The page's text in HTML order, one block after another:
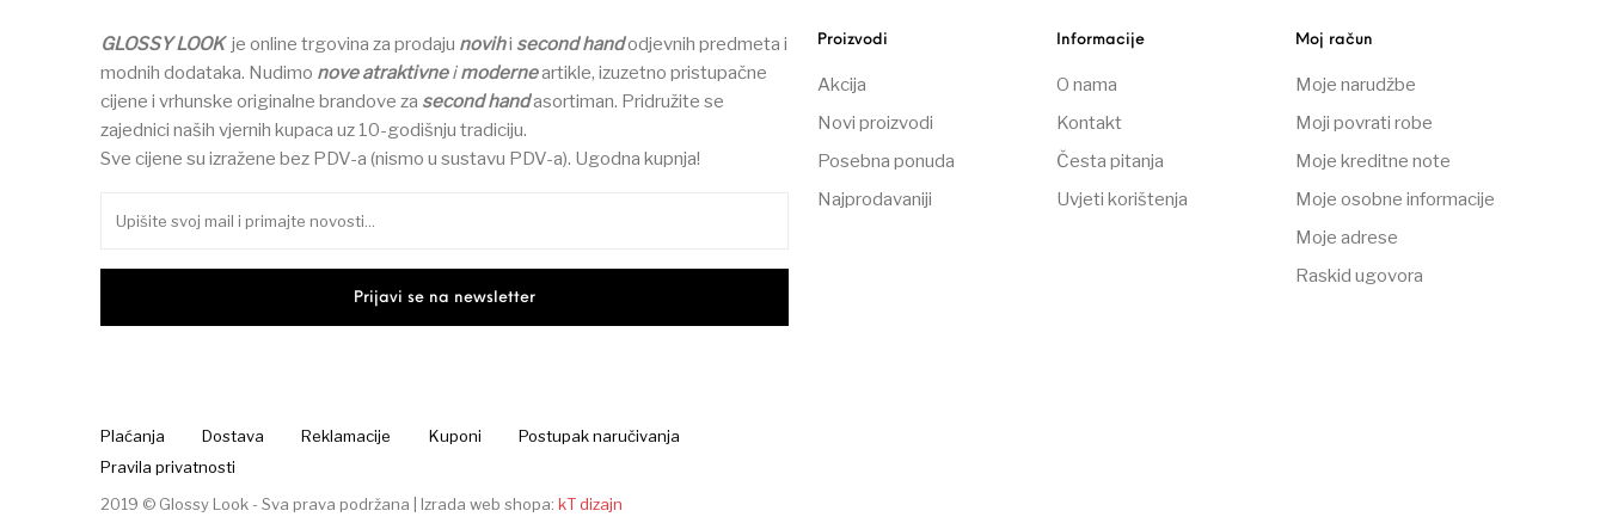
GLOSSY LOOK je online trgovina za prodaju novihi second handodjevnih predmeta i
modnih dodataka. Nudimo nove atraktivneimoderneartikle, izuzetno pristupačne
cijene i vrhunske originalne brandove za second handasortiman. Pridružite se
zajednici naših vjernih kupaca uz 10-godišnju tradiciju.
Sve cijene su izražene bez PDV-a (nismo u sustavu PDV-a). Ugodna kupnja!
Proizvodi
Akcija
Novi proizvodi
Posebna ponuda
Najprodavaniji
Informacije
O nama
Kontakt
Česta pitanja
Uvjeti korištenja
Moj račun
Moje narudžbe
Moji povrati robe
Moje kreditne note
Moje osobne informacije
Moje adrese
Raskid ugovora
Plaćanja Dostava Reklamacije Kuponi
Postupak naručivanja
Pravila privatnosti
2019 © Glossy Look - Sva prava podržana | Izrada web shopa: kT dizajn